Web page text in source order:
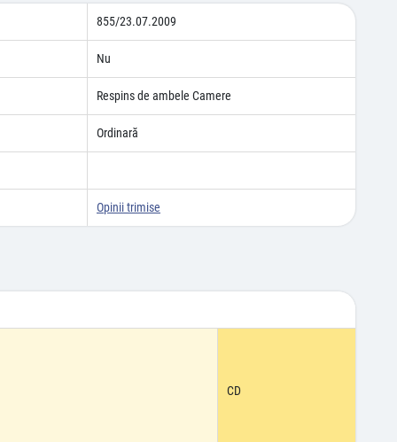
855/23.07.2009
Nu
Respins de ambele Camere
Ordinară
Opinii trimise
CD